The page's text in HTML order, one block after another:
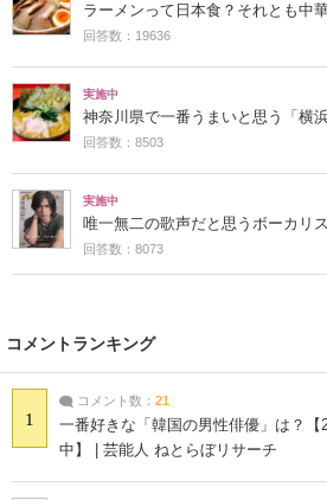
ラーメンって日本食？それとも中
回答数：19636
実施中
神奈川県で一番うまいと思う「横
回答数：8503
実施中
唯一無二の歌声だと思うボーカリ
回答数：8073
コメントランキング
1
コメント数： 21
一番好きな「韓国の男性俳優」は？【
中】 | 芸能人 ねとらぼリサーチ